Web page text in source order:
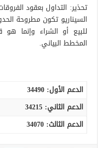
تحذير: التداول بعقود
السيناريو تكون مطروحة
للبيع أو الشراء وإنما
المخطط البياني.
الدعم الأول: 34490
الدعم الثاني: 34215
الدعم الثالث:
34070